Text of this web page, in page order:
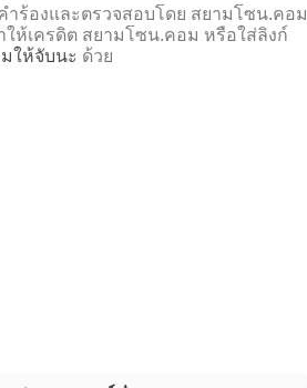
ำร้องและตรวจสอบโดย สยามโซน.คอม
ห้เครดิต สยามโซน.คอม หรือใส่ลิงก์
มให้จับนะ ด้วย